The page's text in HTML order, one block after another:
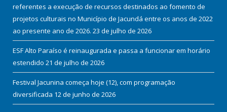
referentes a execução de recursos destinados ao fomento de
projetos culturais no Município de Jacundá entre os anos de 2022
ao presente ano de 2026. 23 de julho de 2026
ESF Alto Paraíso é reinaugurada e passa a funcionar em horário
estendido 21 de julho de 2026
Festival Jacunina começa hoje (12), com programação
diversificada 12 de junho de 2026